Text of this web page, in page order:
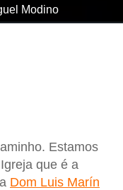
Modino
Estamos
que é a
Dom Luis Marín